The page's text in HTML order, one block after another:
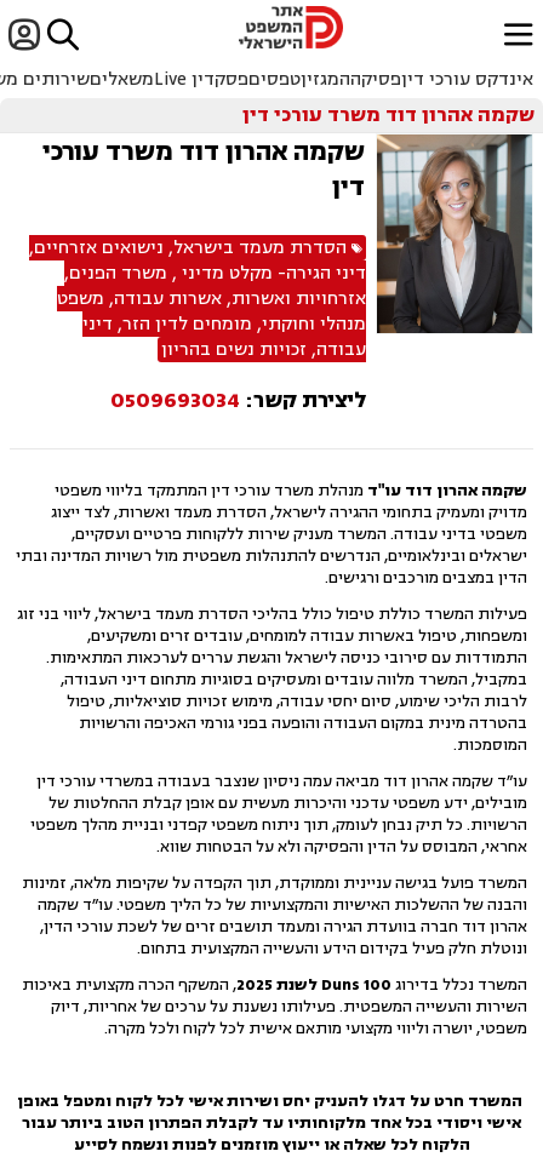

ﱐ
אינדקס עורכי דיןפסיקההמגזיןטפסיםפסקדין Live משאליםשירותים
שקמה אהרון דוד משרד עורכי דין
שקמה אהרון דוד משרד עורכי
דין
הסדרת מעמד בישראל, נישואים אזרחיים,
דיני הגירה- מקלט מדיני , משרד הפנים,
אזרחויות ואשרות,אשרות עבודה, משפט
מנהלי וחוקתי, מומחים לדין הזר, דיני
עבודה, זכויות נשים בהריון
ליצירת קשר: 0509693034
שקמה אהרון דוד עו"ד מנהלת משרד עורכי דין המתמקד בליווי משפטי
מדויק ומעמיק בתחומי ההגירה לישראל, הסדרת מעמד ואשרות, לצד ייצוג
משפטי בדיני עבודה. המשרד מעניק שירות ללקוחות פרטיים ועסקיים,
ישראלים ובינלאומיים, הנדרשים להתנהלות משפטית מול רשויות המדינה ובתי
הדין במצבים מורכבים ורגישים.
פעילות המשרד כוללת טיפול כולל בהליכי הסדרת מעמד בישראל, ליווי בני זוג
ומשפחות, טיפול באשרות עבודה למומחים, עובדים זרים ומשקיעים,
התמודדות עם סירובי כניסה לישראל והגשת עררים לערכאות המתאימות.
במקביל, המשרד מלווה עובדים ומעסיקים בסוגיות מתחום דיני העבודה,
לרבות הליכי שימוע, סיום יחסי עבודה, מימוש זכויות סוציאליות, טיפול
בהטרדה מינית במקום העבודה והופעה בפני גורמי האכיפה והרשויות
המוסמכות.
עו״ד שקמה אהרון דוד מביאה עמה ניסיון שנצבר בעבודה במשרדי עורכי דין
מובילים, ידע משפטי עדכני והיכרות מעשית עם אופן קבלת ההחלטות של
הרשויות. כל תיק נבחן לעומק, תוך ניתוח משפטי קפדני ובניית מהלך משפטי
אחראי, המבוסס על הדין והפסיקה ולא על הבטחות שווא.
המשרד פועל בגישה עניינית וממוקדת, תוך הקפדה על שקיפות מלאה, זמינות
והבנה של ההשלכות האישיות והמקצועיות של כל הליך משפטי. עו״ד שקמה
אהרון דוד חברה בוועדת הגירה ומעמד תושבים זרים של לשכת עורכי הדין,
ונוטלת חלק פעיל בקידום הידע והעשייה המקצועית בתחום.
המשרד נכלל בדירוג Duns 100 לשנת 2025
, המשקף הכרה מקצועית באיכות
השירות והעשייה המשפטית. פעילותו נשענת על ערכים של אחריות, דיוק
משפטי, יושרה וליווי מקצועי מותאם אישית לכל לקוח ולכל מקרה.
המשרד חרט על דגלו להעניק יחס ושירות אישי לכל לקוח ומטפל באופן
אישי ויסודי בכל אחד מלקוחותיו עד לקבלת הפתרון הטוב ביותר עבור
הלקוח לכל שאלה או ייעוץ מוזמנים לפנות ונשמח לסייע